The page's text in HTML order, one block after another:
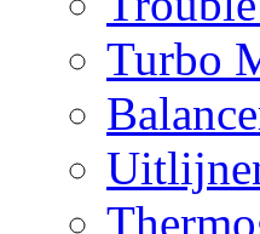
Turbo